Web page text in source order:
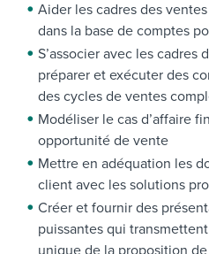
Aider les cadres des
dans la base de comptes
S’associer avec les cadres
préparer et exécuter des
des cycles de ventes
Modéliser le cas d’affaire
opportunité de vente
Mettre en adéquation les
client avec les solutions
Créer et fournir des
puissantes qui